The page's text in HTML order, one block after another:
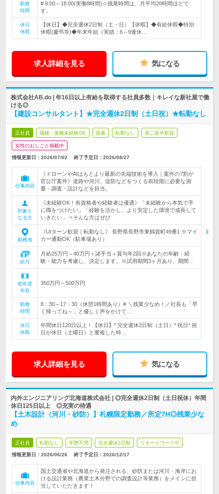
勤務
時間
# 9:00～18:00(実働8時間)☆残業時間は、月平均20時間ほどで
す。
休日
休暇
【休日】◆完全週休2日制（土・日）【休暇】◆有給休暇◆特別
休暇(慶弔等)◆年末年始（実績：6～9連休…
求人詳細を見る 気になる
株式会社AB.do | 年16日以上有給を取得する社員多数｜キレイな新社屋で働
ける◎
【建設コンサルタント】★完全週休2日制（土日祝）★転勤なし
正社員 職種・業種未経験OK 急募 転勤なし 第二新卒歓迎
女性のおしごと掲載中
情報更新日：2026/07/02 終了予定日： 2026/08/27
仕事内容
《ドローンやAIはもとより最新の先端技術を導入｜案件の7割が
官公庁案件》道路や河川、堤防などをつくる前段階に必要な測
量・調査・設計などを担当。
対象と
なる方
《未経験OK！有資格者や経験者は優遇》「未経験から本気で手
に職をつけたい」「経験を活かし、より安定した環境で成長して
いきたい」⇒そんな方はぜひ
勤務地
《UIターン歓迎｜転勤なし》 長野県長野市東鶴賀町49番1 ※マイ
カー通勤OK（駐車場あり）
給与
月給25万円～40万円＋諸手当＋賞与年2回※あなたの年齢・経
験・能力を考慮し、決定します。※試用期間3ヶ月あり。期間…
初年度
年収
350万円～500万円
勤務
時間
8：30～17：30（休憩1時間あり）# ＼残業少なめ！／社長も「早
く帰ってね～」と優しく声をかけて…
休日
休暇
年間休日120日以上！【休日】* 完全週休2日制（土日）* 祝日* 祝
日が休日（土曜日）と重複した時…
求人詳細を見る 気になる
内外エンジニアリング北海道株式会社 | ◎完全週休2日制（土日祝休）年間
休日125日以上 ◎充実の待遇
【土木設計（河川・砂防）】札幌限定勤務／所定7H◎残業少な
め
正社員 転勤なし 学歴不問 完全週休2日制 リモートワーク可
情報更新日：2026/06/26 終了予定日： 2026/12/17
仕事内容
国土交通省や北海道から発注される、砂防または河川・海岸にお
ける設計業務（農業土木分野での調査設計等業務）をメインに担
当していただきます！